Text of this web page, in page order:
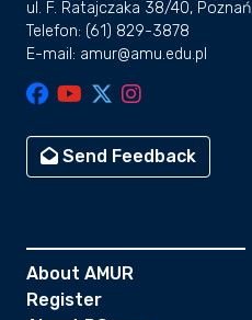
ul. F. Ratajczaka 38/40, Poznań
Telefon: (61) 829-3878
E-mail: amur@amu.edu.pl
Send Feedback
About AMUR
Register